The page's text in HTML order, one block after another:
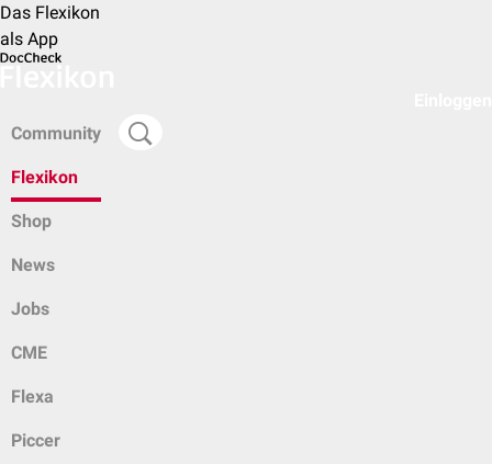
Das Flexikon
als App
Community
Flexikon
Shop
News
Jobs
CME
Flexa
Piccer